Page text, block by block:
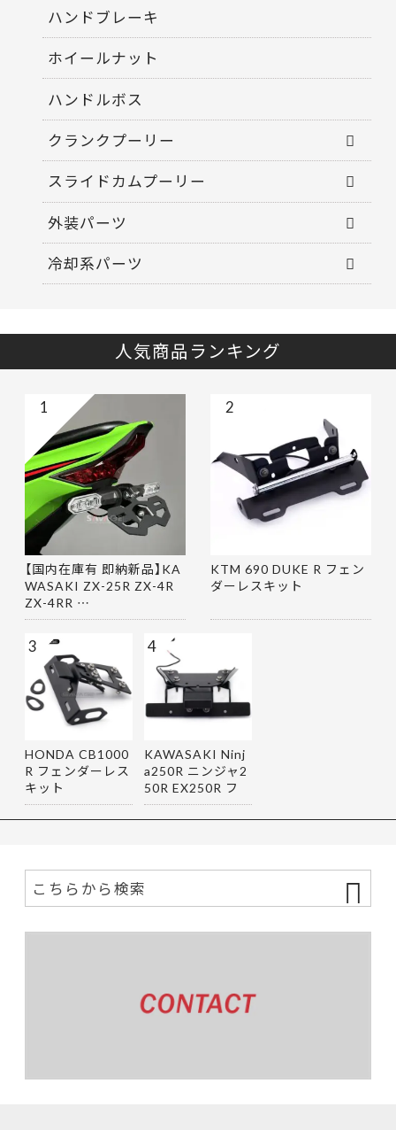
ハンドブレーキ
ホイールナット
ハンドルボス
クランクプーリー
スライドカムプーリー
外装パーツ
冷却系パーツ
人気商品ランキング
【国内在庫有 即納新品】KA
WASAKI ZX-25R ZX-4R
ZX-4RR …
1
KTM 690 DUKE R フェン
ダーレスキット
2
HONDA CB1000
R フェンダーレス
キット
3
KAWASAKI Ninj
a250R ニンジャ2
50R EX250R フ
ェンダーレス…
4